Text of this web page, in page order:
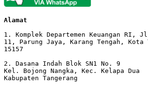
Alamat
1. Komplek Departemen Keuangan RI,
11, Parung Jaya, Karang Tengah, Kota
15157
2. Dasana Indah Blok SN1 No. 9
Kel. Bojong Nangka, Kec. Kelapa Dua
Kabupaten Tangerang